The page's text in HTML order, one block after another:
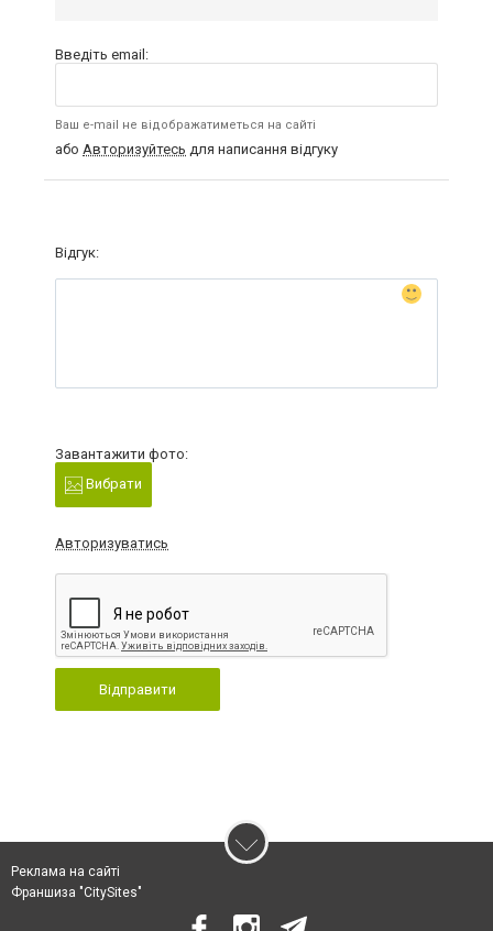
Введіть email:
Ваш e-mail не відображатиметься на сайті
або Авторизуйтесь для написання відгуку
Відгук:
Завантажити фото:
Вибрати
Авторизуватись
Відправити
Реклама на сайті
Франшиза "CitySites"